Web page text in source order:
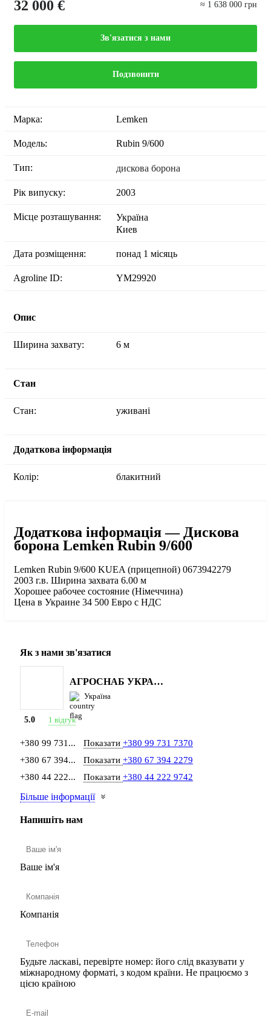
32 000 € ≈ 1 638 000 грн
Зв'язатися з нами
Подзвонити
Марка: Lemken
Модель: Rubin 9/600
Тип: дискова борона
Рік випуску: 2003
Місце розташування:
Україна
Киев
Дата розміщення: понад 1 місяць
Agroline ID: YM29920
Опис
Ширина захвату: 6 м
Стан
Стан: уживані
Додаткова інформація
Колір: блакитний
Додаткова інформація — Дискова
борона Lemken Rubin 9/600
Lemken Rubin 9/600 KUEA (прицепной) 0673942279
2003 г.в. Ширина захвата 6.00 м
Хорошее рабочее состояние (Німеччина)
Цена в Украине 34 500 Евро с НДС
Як з нами зв'язатися
АГРОСНАБ УКРАЇНА
Україна
5.0 1 відгук
+380 99 731... Показати +380 99 731 7370
+380 67 394...
Показати +380 67 394 2279
+380 44 222...
Показати +380 44 222 9742
Більше інформації
Напишіть нам
Ваше ім'я
Компанія
Будьте ласкаві, перевірте номер: його слід вказувати у
міжнародному форматі, з кодом країни. Не працюємо з
цією країною